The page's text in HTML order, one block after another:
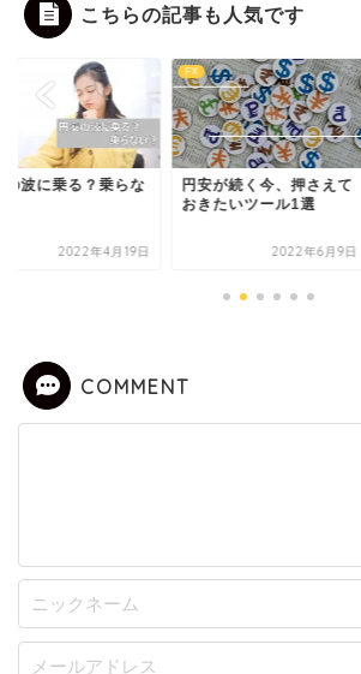
こちらの記事も人気です
の波に乗る？乗らな
2022年4月19日
FX
円安が続く今、押さえて
おきたいツール1選
2022年6月9日
COMMENT